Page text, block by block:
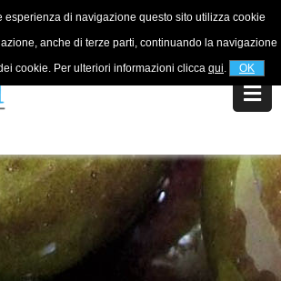
esperienza di navigazione questo sito utilizza cookie
anche di terze parti, continuando la navigazione
cookie. Per ulteriori informazioni clicca qui. OK
Per informazioni+39 320 5753268